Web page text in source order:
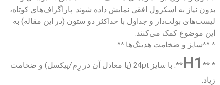
بدون نیاز به اسکرول افقی نمایش داده شوند. پاراگراف‌های کوتاه،
لیست‌های بولت‌دار و جداول با حداکثر دو ستون (در این مقاله) به
این موضوع کمک می‌کنند.
* **سایز و ضخامت هدینگ‌ها:**
* **
H1
**: با سایز 24pt (یا معادل آن در رِم/پیکسل) و ضخامت
زیاد.